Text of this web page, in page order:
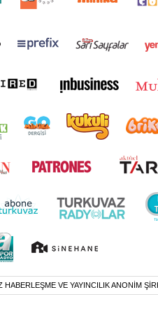
HABERLEŞME VE YAYINCILIK ANONİM